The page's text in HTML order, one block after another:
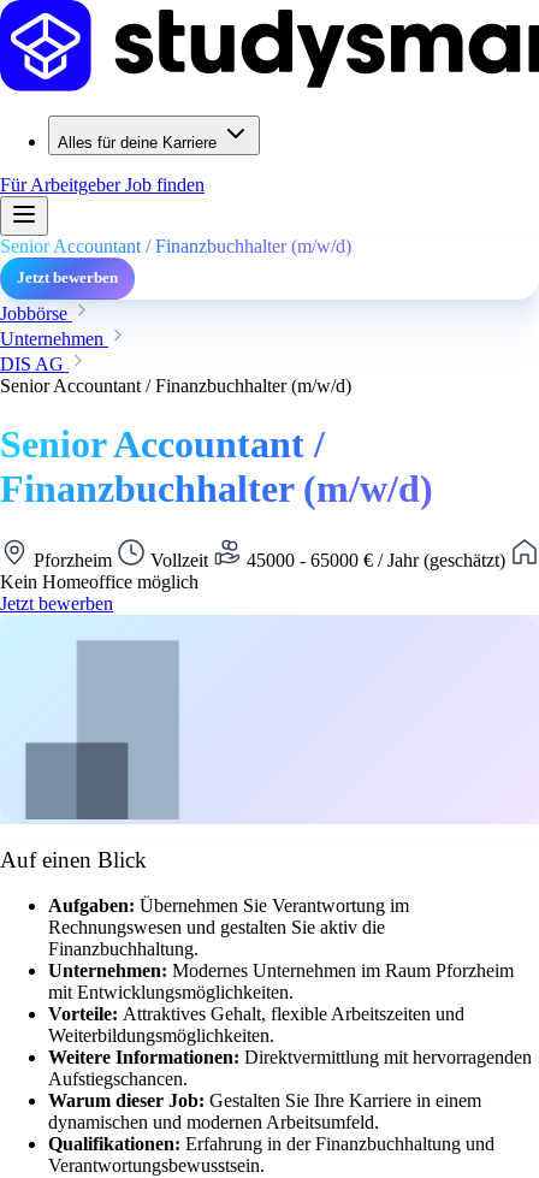
Alles für deine Karriere
Für ArbeitgeberJob finden
Senior Accountant / Finanzbuchhalter (m/w/d)
Jetzt bewerben
Jobbörse
Unternehmen
DIS AG
Senior Accountant / Finanzbuchhalter (m/w/d)
Senior Accountant /
Finanzbuchhalter (m/w/d)
Pforzheim Vollzeit
45000 - 65000 € / Jahr (geschätzt)
Kein Homeoffice möglich
Jetzt bewerben
Auf einen Blick
Aufgaben: Übernehmen Sie Verantwortung im
Rechnungswesen und gestalten Sie aktiv die
Finanzbuchhaltung.
Unternehmen: Modernes Unternehmen im Raum Pforzheim
mit Entwicklungsmöglichkeiten.
Vorteile: Attraktives Gehalt, flexible Arbeitszeiten und
Weiterbildungsmöglichkeiten.
Weitere Informationen: Direktvermittlung mit hervorragenden
Aufstiegschancen.
Warum dieser Job: Gestalten Sie Ihre Karriere in einem
dynamischen und modernen Arbeitsumfeld.
Qualifikationen: Erfahrung in der Finanzbuchhaltung und
Verantwortungsbewusstsein.